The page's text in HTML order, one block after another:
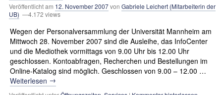
Veröffentlicht am 12. November 2007von Gabriele Leichert (Mitarbeiterin der
UB) —4.172 views
Wegen der Personalversammlung der Universität Mannheim am
Mittwoch 28. November 2007 sind die Ausleihe, das InfoCenter
und die Mediothek vormittags von 9.00 Uhr bis 12.00 Uhr
geschlossen. Kontoabfragen, Recherchen und Bestellungen im
Online-Katalog sind möglich. Geschlossen von 9.00 – 12.00 …
Weiterlesen →